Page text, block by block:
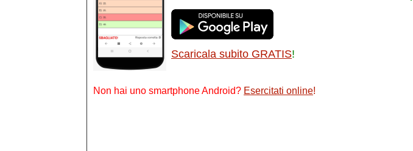
Scaricala subito GRATIS!
Non hai uno smartphone Android? Esercitati online!